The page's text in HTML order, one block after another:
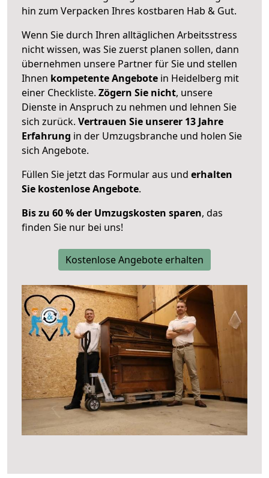
hin zum Verpacken Ihres kostbaren Hab & Gut.
Wenn Sie durch Ihren alltäglichen Arbeitsstress
nicht wissen, was Sie zuerst planen sollen, dann
übernehmen unsere Partner für Sie und stellen
Ihnen kompetente Angebote in Heidelberg mit
einer Checkliste. Zögern Sie nicht, unsere
Dienste in Anspruch zu nehmen und lehnen Sie
sich zurück. Vertrauen Sie unserer 13 Jahre
Erfahrung in der Umzugsbranche und holen Sie
sich Angebote.
Füllen Sie jetzt das Formular aus und erhalten
Sie kostenlose Angebote.
Bis zu 60 % der Umzugskosten sparen, das
finden Sie nur bei uns!
Kostenlose Angebote erhalten